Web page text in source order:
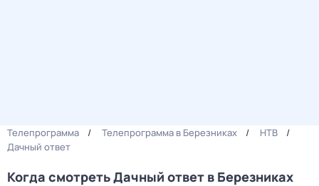
Телепрограмма Телепрограмма в Березниках
НТВ
Дачный ответ
Когда смотреть Дачный ответ в Березниках